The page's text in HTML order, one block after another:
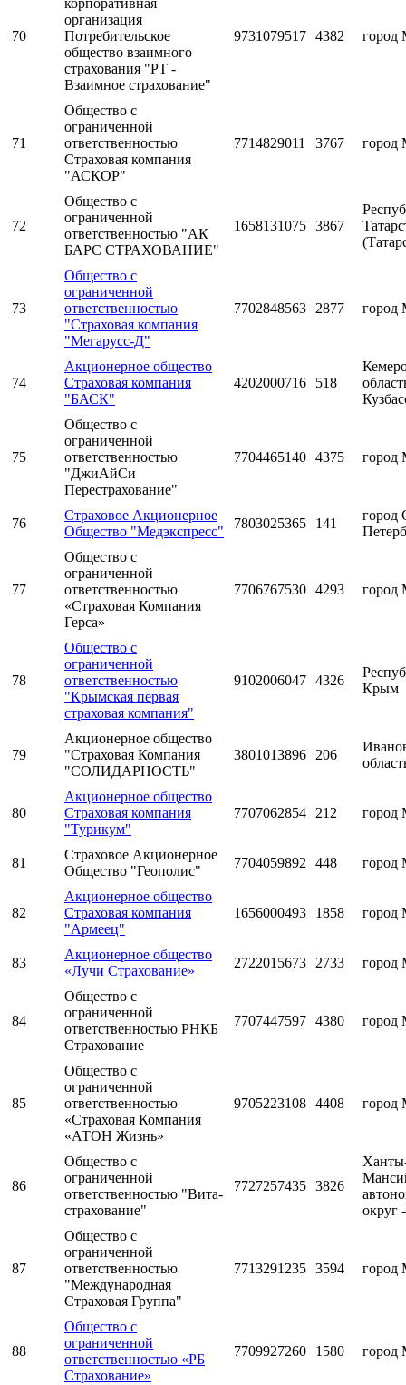
70
корпоративная
организация
Потребительское
общество взаимного
страхования "РТ -
Взаимное страхование"
9731079517 4382 город
71
Общество с
ограниченной
ответственностью
Страховая компания
"АСКОР"
7714829011 3767 город
72
Общество с
ограниченной
ответственностью "АК
БАРС СТРАХОВАНИЕ"
1658131075 3867
73
Общество с
ограниченной
ответственностью
"Страховая компания
"Мегарусс-Д"
7702848563 2877 город
74
Акционерное общество
Страховая компания
"БАСК"
4202000716 518
75
Общество с
ограниченной
ответственностью
"ДжиАйСи
Перестрахование"
7704465140 4375 город
76
Страховое Акционерное
Общество "Медэкспресс"
7803025365 141
город
77
Общество с
ограниченной
ответственностью
«Страховая Компания
Герса»
7706767530 4293 город
78
Общество с
ограниченной
ответственностью
"Крымская первая
страховая компания"
9102006047 4326
Крым
79
Акционерное общество
"Страховая Компания
"СОЛИДАРНОСТЬ"
3801013896 206
80
Акционерное общество
Страховая компания
"Турикум"
7707062854 212 город
81
Страховое Акционерное
Общество "Геополис"
7704059892 448 город
82
Акционерное общество
Страховая компания
"Армеец"
1656000493 1858 город
83
Акционерное общество
«Лучи Страхование»
2722015673 2733 город
84
Общество с
ограниченной
ответственностью РНКБ
Страхование
7707447597 4380 город
85
Общество с
ограниченной
ответственностью
«Страховая Компания
«АТОН Жизнь»
9705223108 4408 город
86
Общество с
ограниченной
ответственностью "Вита-
страхование"
7727257435 3826
округ
87
Общество с
ограниченной
ответственностью
"Международная
Страховая Группа"
7713291235 3594 город
88
Общество с
ограниченной
ответственностью «РБ
Страхование»
7709927260 1580 город